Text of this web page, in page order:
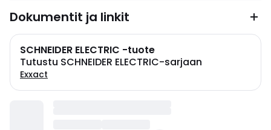
Dokumentit ja linkit
SCHNEIDER ELECTRIC -tuote
Tutustu SCHNEIDER ELECTRIC-sarjaan
Exxact